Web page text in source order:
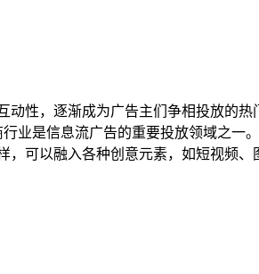
性，逐渐成为广告主们争相投放的
业是信息流广告的重要投放领域之一
可以融入各种创意元素，如短视频